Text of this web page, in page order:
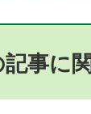
記事に